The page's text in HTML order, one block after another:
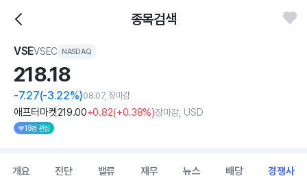
종목검색
VSEVSEC NASDAQ
218.18
-7.27(-3.22%)08.07, 장마감
애프터마켓219.00+0.82(+0.38%)장마감, USD
15명 관심
개요 진단 밸류 재무 뉴스 배당 경쟁사